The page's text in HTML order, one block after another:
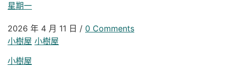
星期一
2026 年 4 月 11 日 / 0 Comments
小樹屋 小樹屋
小樹屋